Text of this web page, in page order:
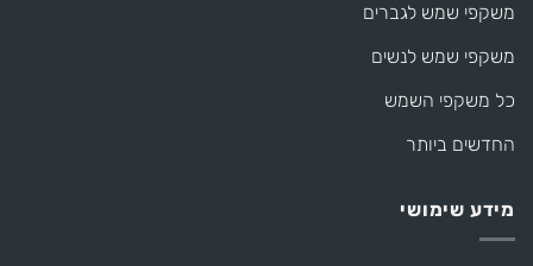
משקפי שמש לגברים
משקפי שמש לנשים
כל משקפי השמש
החדשים ביותר
מידע שימושי